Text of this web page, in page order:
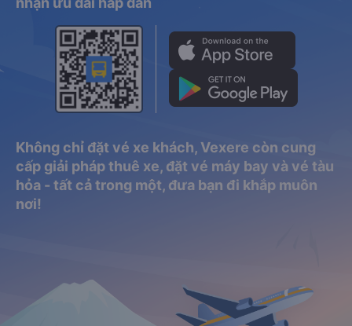
Không chỉ đặt vé xe khách, Vexere còn cung
cấp giải pháp thuê xe, đặt vé máy bay và vé tàu
hỏa - tất cả trong một, đưa bạn đi khắp muôn
nơi!